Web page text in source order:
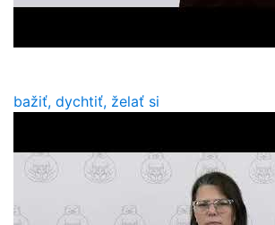
bažiť, dychtiť, želať si